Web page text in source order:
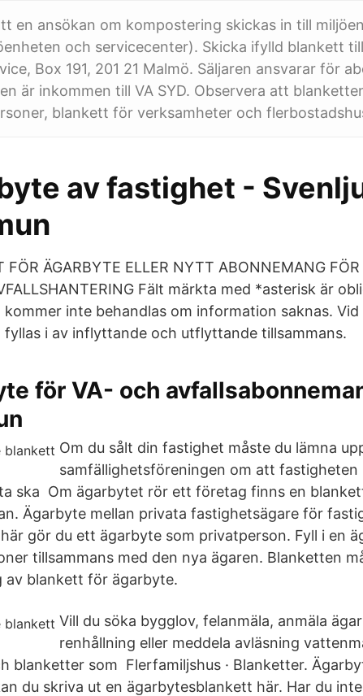
en ansökan om kompostering skickas in till
och servicecenter). Skicka ifylld blankett
Box 191, 201 21 Malmö. Säljaren ansvarar för
är inkommen till VA SYD. Observera att
blankett för verksamheter och
av fastighet -
FÖR ÄGARBYTE ELLER NYTT ABONNEMANG
Fält märkta med *asterisk är
inte behandlas om information saknas. Vid
fyllas i av inflyttande och utflyttande tillsammans.
för VA- och
Om du sålt din fastighet måste du lämna
samfällighetsföreningen om att
ska Om ägarbytet rör ett företag finns en
Ägarbyte mellan privata fastighetsägare för
gör du ett ägarbyte som privatperson. Fyll i en
tillsammans med den nya ägaren. Blanketten
av blankett för ägarbyte.
Vill du söka bygglov, felanmäla, anmäla
renhållning eller meddela avläsning
blanketter som Flerfamiljshus · Blanketter.
du skriva ut en ägarbytesblankett här. Har du